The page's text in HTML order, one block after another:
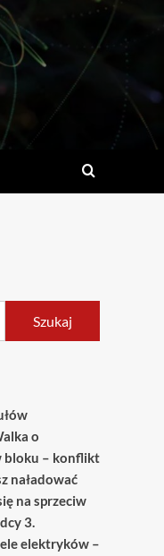
Szukaj
o
bloku – konflikt
naładować
na sprzeciw
3.
elektryków –